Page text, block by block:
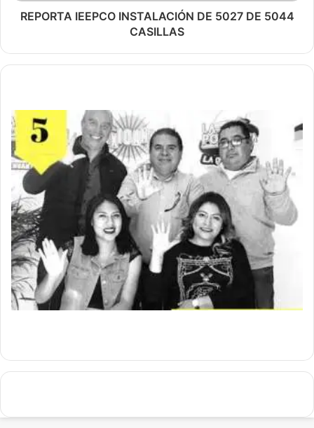
REPORTA IEEPCO INSTALACIÓN DE 5027 DE 5044
CASILLAS